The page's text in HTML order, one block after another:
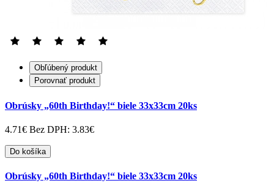
Obľúbený produkt
Porovnať produkt
Obrúsky „60th Birthday!“ biele 33x33cm 20ks
4.71€ Bez DPH: 3.83€
Do košíka
Obrúsky „60th Birthday!“ biele 33x33cm 20ks